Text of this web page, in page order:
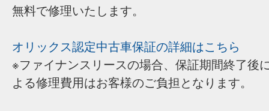
無料で修理いたします。
オリックス認定中古車保証の詳細はこちら
※ファイナンスリースの場合、保証期間終了後
よる修理費用はお客様のご負担となります。